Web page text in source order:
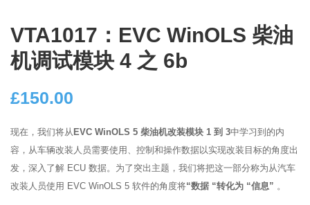
VTA1017：EVC WinOLS 柴油
机调试模块 4 之 6b
£150.00
现在，我们将从 EVC WinOLS 5 柴油机改装模块 1 到 3中学习到的内
容，从车辆改装人员需要使用、控制和操作数据以实现改装目标的角度出
发，深入了解 ECU 数据。为了突出主题，我们将把这一部分称为从汽车
改装人员使用 EVC WinOLS 5 软件的角度将“数据 “转化为 “信息” 。